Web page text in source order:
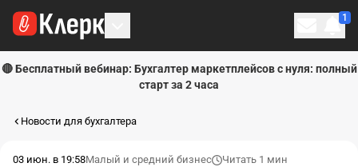
1
🔴 Бесплатный вебинар: Бухгалтер маркетплейсов с нуля: полный
старт за 2 часа
Новости для бухгалтера
03 июн. в 19:58Малый и средний бизнес Читать 1 мин